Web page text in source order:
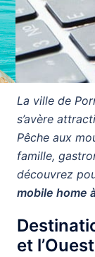
La ville de
s’avère
Pêche aux
famille,
découvrez
mobile home
et